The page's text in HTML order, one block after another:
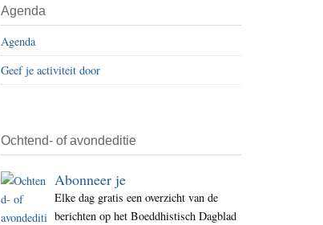
t
e
Agenda
Agenda
Geef je activiteit door
Ochtend- of avondeditie
Abonneer je
Elke dag gratis een overzicht van de
berichten op het Boeddhistisch Dagblad